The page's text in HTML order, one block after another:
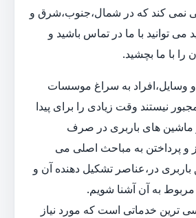
نمی کند که در شمال،جنوب،شرق و
می توانید با ما در تماس باشید و
با ما بچشید.
وسایل،افراد به سراغ موسسات
نیستند وقت زیادی را برای پیدا
ماشین های باربری در صرف
و پرداختن به مباحث اصلی می
باربری در،عناصر تشکیل دهنده آن و
مربوط به آن آشنا شویم.
ترین خدماتی است که مورد نیاز